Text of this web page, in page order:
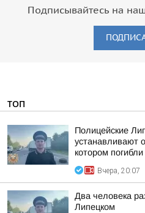
Подписывайтесь на
ТОП
Полицейские
устанавливают
котором
Вчера, 20:07
Два человека
Липецком